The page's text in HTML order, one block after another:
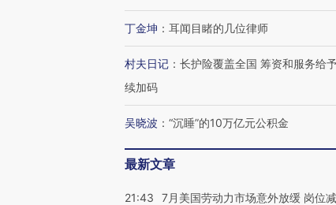
丁金坤 ： 耳闻目睹的几位律师
村夫日记 ： 长护险覆盖全国 筹资和服务给
续加码
吴晓波 ： “沉睡”的10万亿元公积金
最新文章
21:43
7月美国劳动力市场意外放缓 岗位